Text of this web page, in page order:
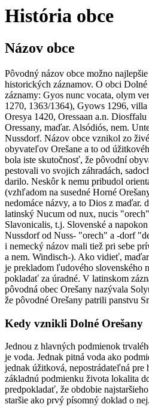
História obce
Názov obce
Pôvodný názov obce možno
historických záznamov. O obci Dolné
záznamy: Gyos nunc vocata, olym
1270, 1363/1364), Gyows 1296,
Oresya 1420, Oressaan a.n.
Oressany, maďar. Alsódiós, nem.
Nussdorf. Názov obce vznikol zo
obyvateľov Orešane a to od
bola iste skutočnosť, že pôvodní
pestovali vo svojich záhradách,
darilo. Neskôr k nemu pribudol
(vzhľadom na susedné Horné
nedomáce názvy, a to Dios z maďar.
latinský Nucum od nux, nucis
Slavonicalis, t.j. Slovenské a
Nussdorf od Nuss- "orech" a -dorf
i nemecký názov mali tiež pri sebe
a nem. Windisch-). Ako vidieť,
je prekladom ľudového slovenského
pokladať za úradné. V latinskom
pôvodná obec Orešany nazývala
že pôvodné Orešany patrili panstvu
Kedy vznikli Dolné Orešany
Jednou z hlavných podmienok
je voda. Jednak pitná voda ako
jednak úžitková, nepostrádateľná pre
základnú podmienku života lokalita
predpokladať, že obdobie
staršie ako prvý písomný doklad o